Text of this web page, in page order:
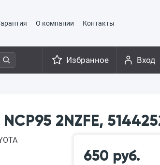
О компании Контакты
Вход
Избранное
2NZFE,
650 руб.